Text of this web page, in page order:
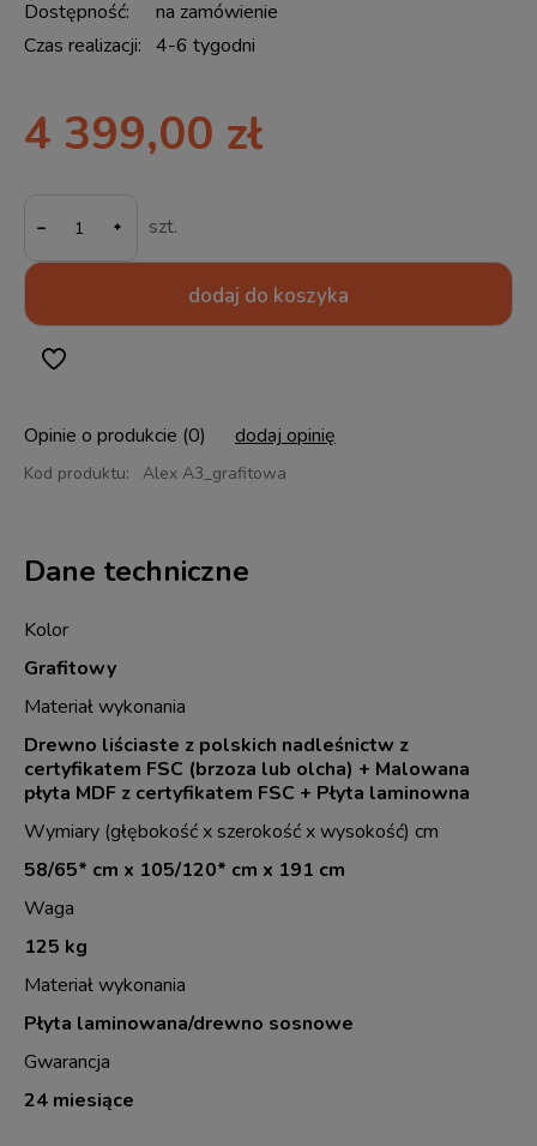
Dostępność:
na zamówienie
Czas realizacji: 4-6 tygodni
4 399,00 zł
- szt.
dodaj do koszyka
Kod produktu: Alex A3_grafitowa
Opinie o produkcie (0) dodaj opinię
Dane techniczne
Kolor
Grafitowy
Materiał wykonania
Drewno liściaste z polskich nadleśnictw z
certyfikatem FSC (brzoza lub olcha) + Malowana
płyta MDF z certyfikatem FSC + Płyta laminowna
Wymiary (głębokość x szerokość x wysokość) cm
58/65* cm x 105/120* cm x 191 cm
Waga
125 kg
Materiał wykonania
Płyta laminowana/drewno sosnowe
Gwarancja
24 miesiące